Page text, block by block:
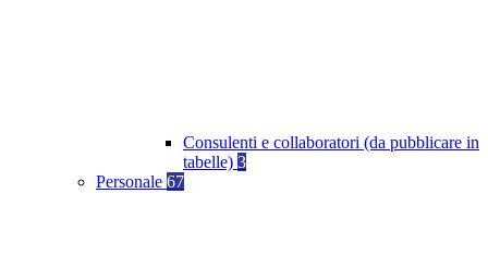
Consulenti e collaboratori (da pubblicare in
tabelle) 3
Personale 67